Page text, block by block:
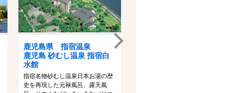
鹿児島県 指宿温泉
鹿児島 砂むし温泉 指宿白
水館
指宿名物砂むし温泉日本お湯の歴
史を再現した元禄風呂、露天風